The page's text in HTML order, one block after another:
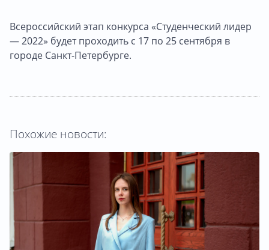
Всероссийский этап конкурса «Студенческий лидер
— 2022» будет проходить с 17 по 25 сентября в
городе Санкт-Петербурге.
Похожие новости: